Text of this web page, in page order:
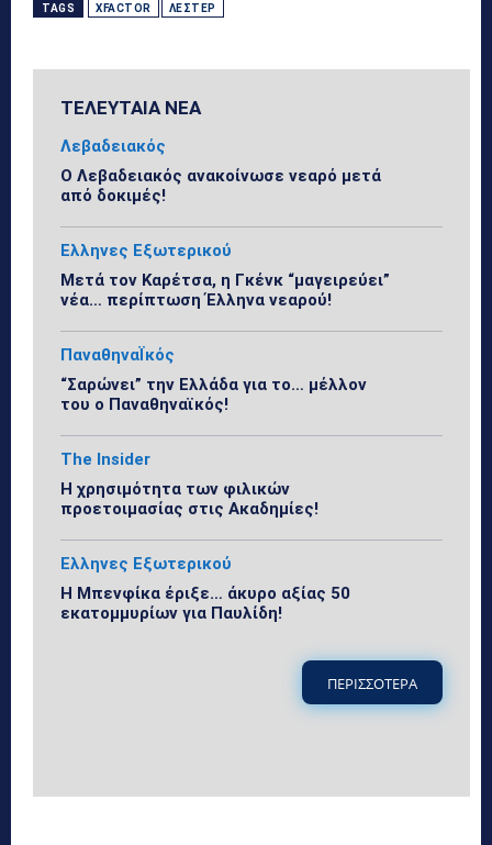
TAGS XFACTOR ΛΈΣΤΕΡ
ΤΕΛΕΥΤΑΙΑ ΝΕΑ
Λεβαδειακός
Ο Λεβαδειακός ανακοίνωσε νεαρό μετά
από δοκιμές!
Ελληνες Εξωτερικού
Μετά τον Καρέτσα, η Γκένκ “μαγειρεύει”
νέα… περίπτωση Έλληνα νεαρού!
ΠαναθηναΪκός
“Σαρώνει” την Ελλάδα για το… μέλλον
του ο Παναθηναϊκός!
The Insider
Η χρησιμότητα των φιλικών
προετοιμασίας στις Ακαδημίες!
Ελληνες Εξωτερικού
Η Μπενφίκα έριξε… άκυρο αξίας 50
εκατομμυρίων για Παυλίδη!
ΠΕΡΙΣΣΟΤΕΡΑ